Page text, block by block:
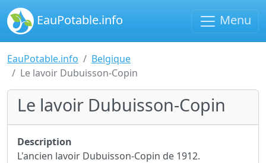
EauPotable.info Menu
EauPotable.info
Belgique
Le lavoir Dubuisson-Copin
Le lavoir Dubuisson-Copin
Description
L'ancien lavoir Dubuisson-Copin de 1912.